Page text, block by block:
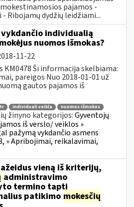
pajamos -
Ribojamų dydžių leidžiami...
individualią
nuomos išmokas?
11-22
KM0478 Ši informacija skelbiama:
pareigos Nuo 2018-01-01 už
gautos pajamos iš
individuali veikla
nuomos išmokos
žinyno kategorijos:Gyventojų
iš verslo/ veiklos »
pažymą vykdančio asmens
» Apribojimai, reikalavimai,
vieną iš kriterijų,
administravimo
termino tapti
patikimo mokesčių